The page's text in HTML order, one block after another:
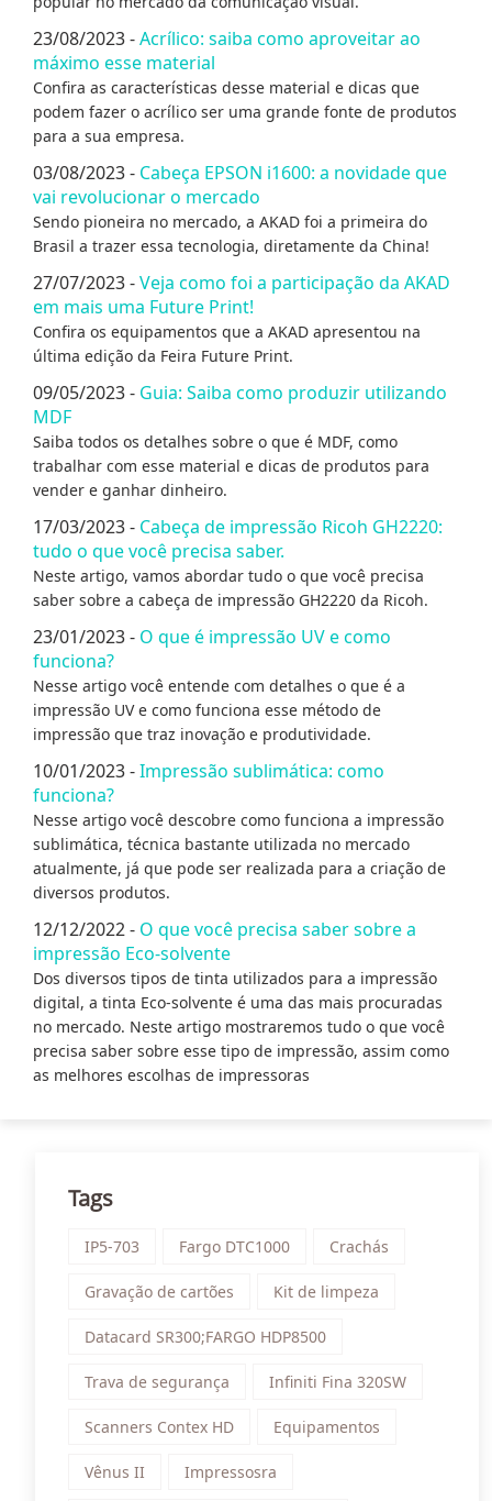
23/08/2023 -Acrílico: saiba como aproveitar ao
máximo esse material
Confira as características desse material e dicas que
podem fazer o acrílico ser uma grande fonte de produtos
para a sua empresa.
03/08/2023 - Cabeça EPSON i1600: a novidade que
vai revolucionar o mercado
Sendo pioneira no mercado, a AKAD foi a primeira do
Brasil a trazer essa tecnologia, diretamente da China!
27/07/2023 -Veja como foi a participação da AKAD
em mais uma Future Print!
Confira os equipamentos que a AKAD apresentou na
última edição da Feira Future Print.
09/05/2023 - Guia: Saiba como produzir utilizando
MDF
Saiba todos os detalhes sobre o que é MDF, como
trabalhar com esse material e dicas de produtos para
vender e ganhar dinheiro.
17/03/2023 - Cabeça de impressão Ricoh GH2220:
tudo o que você precisa saber.
Neste artigo, vamos abordar tudo o que você precisa
saber sobre a cabeça de impressão GH2220 da Ricoh.
23/01/2023 - O que é impressão UV e como
funciona?
Nesse artigo você entende com detalhes o que é a
impressão UV e como funciona esse método de
impressão que traz inovação e produtividade.
10/01/2023 -Impressão sublimática: como
funciona?
Nesse artigo você descobre como funciona a impressão
sublimática, técnica bastante utilizada no mercado
atualmente, já que pode ser realizada para a criação de
diversos produtos.
12/12/2022 - O que você precisa saber sobre a
impressão Eco-solvente
Dos diversos tipos de tinta utilizados para a impressão
digital, a tinta Eco-solvente é uma das mais procuradas
no mercado. Neste artigo mostraremos tudo o que você
precisa saber sobre esse tipo de impressão, assim como
as melhores escolhas de impressoras
Tags
IP5-703 Fargo DTC1000 Crachás
Gravação de cartões Kit de limpeza
Datacard SR300;FARGO HDP8500
Trava de segurança Infiniti Fina 320SW
Scanners Contex HD Equipamentos
Vênus II Impressosra